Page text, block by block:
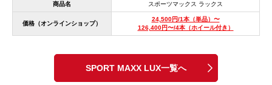
商品名 スポーツマックス ラックス
価格（オンラインショップ）
24,500円/1本（単品）〜
126,400円〜/4本（ホイール付き）
SPORT MAXX LUX一覧へ